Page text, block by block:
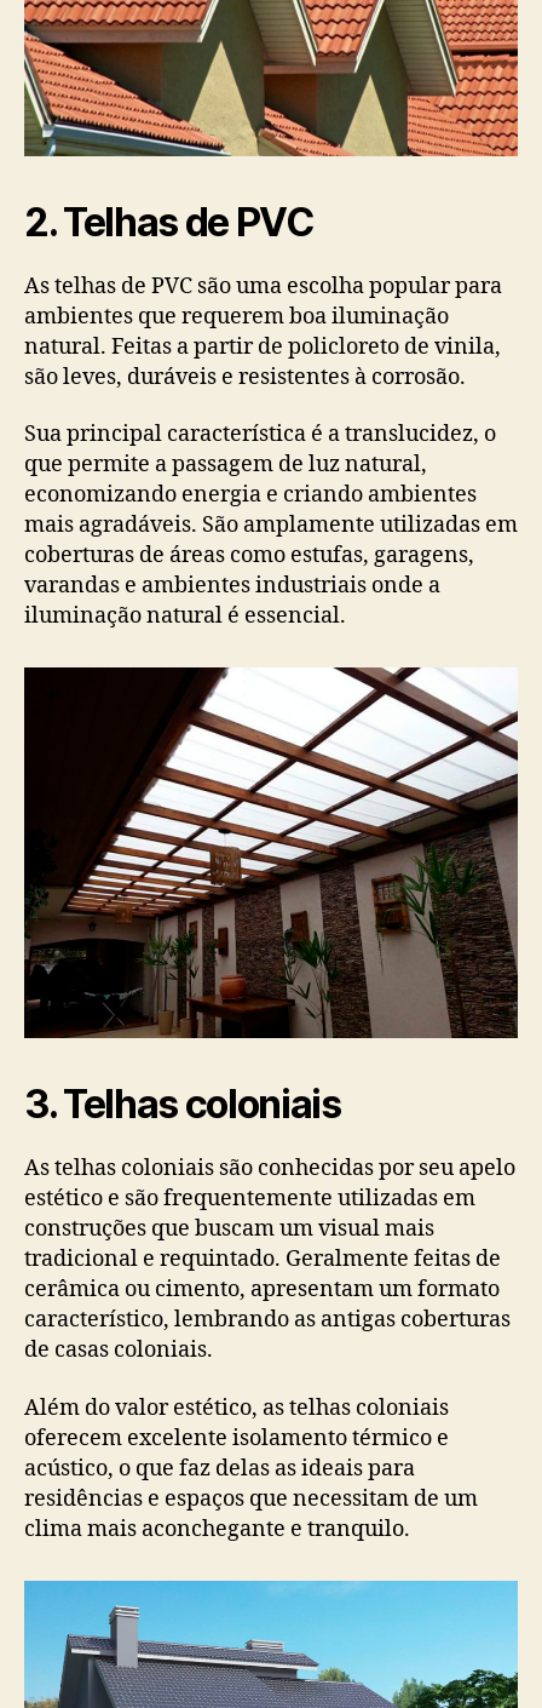
2. Telhas de PVC
As telhas de PVC são uma escolha popular para
ambientes que requerem boa iluminação
natural. Feitas a partir de policloreto de vinila,
são leves, duráveis e resistentes à corrosão.
Sua principal característica é a translucidez, o
que permite a passagem de luz natural,
economizando energia e criando ambientes
mais agradáveis. São amplamente utilizadas em
coberturas de áreas como estufas, garagens,
varandas e ambientes industriais onde a
iluminação natural é essencial.
3. Telhas coloniais
As telhas coloniais são conhecidas por seu apelo
estético e são frequentemente utilizadas em
construções que buscam um visual mais
tradicional e requintado. Geralmente feitas de
cerâmica ou cimento, apresentam um formato
característico, lembrando as antigas coberturas
de casas coloniais.
Além do valor estético, as telhas coloniais
oferecem excelente isolamento térmico e
acústico, o que faz delas as ideais para
residências e espaços que necessitam de um
clima mais aconchegante e tranquilo.